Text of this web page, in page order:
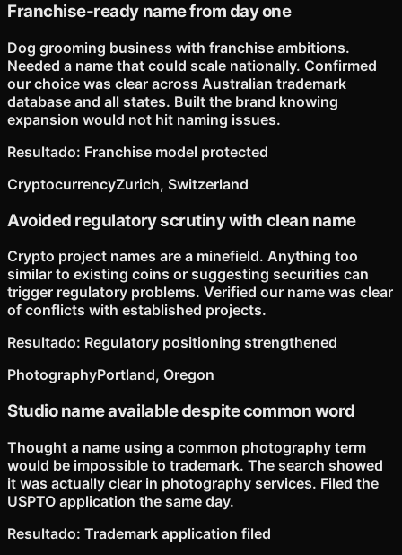
Franchise-ready name from day one
Dog grooming business with franchise ambitions.
Needed a name that could scale nationally. Confirmed
our choice was clear across Australian trademark
database and all states. Built the brand knowing
expansion would not hit naming issues.
Resultado: Franchise model protected
CryptocurrencyZurich, Switzerland
Avoided regulatory scrutiny with clean name
Crypto project names are a minefield. Anything too
similar to existing coins or suggesting securities can
trigger regulatory problems. Verified our name was clear
of conflicts with established projects.
Resultado: Regulatory positioning strengthened
PhotographyPortland, Oregon
Studio name available despite common word
Thought a name using a common photography term
would be impossible to trademark. The search showed
it was actually clear in photography services. Filed the
USPTO application the same day.
Resultado: Trademark application filed